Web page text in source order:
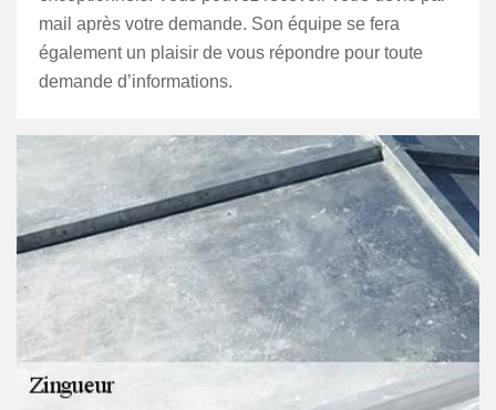
mail après votre demande. Son équipe se fera
également un plaisir de vous répondre pour toute
demande d’informations.